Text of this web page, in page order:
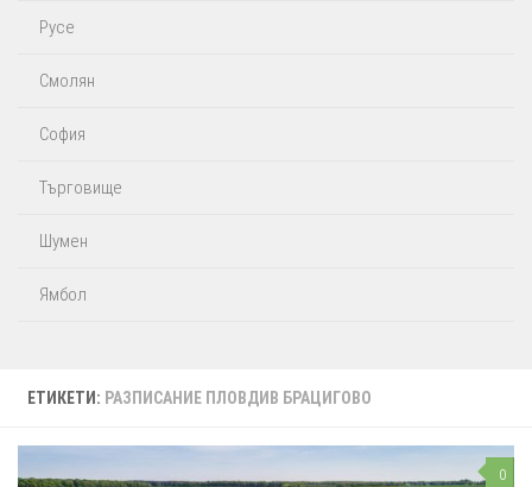
ЕТИКЕТИ: РАЗПИСАНИЕ ПЛОВДИВ БРАЦИГОВО
0
Русе
Смолян
София
Търговище
Шумен
Ямбол